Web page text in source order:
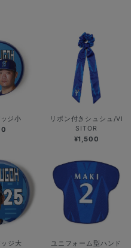
ジ小
リボン付きシュシュ/VI
SITOR
¥1,500
ジ大
ユニフォーム型ハンド